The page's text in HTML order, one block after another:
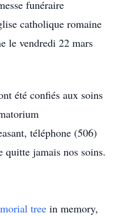
funéraire
catholique romaine
le vendredi 22 mars
été confiés aux soins
téléphone (506)
quitte jamais nos soins.
tree in memory,